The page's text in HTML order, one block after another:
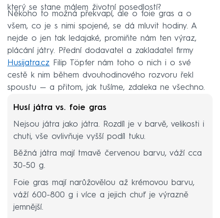
který se stane málem životní posedlostí?
Někoho to možná překvapí, ale o foie gras a o
všem, co je s nimi spojené, se dá mluvit hodiny. A
nejde o jen tak ledajaké, promiňte nám ten výraz,
plácání játry. Přední dodavatel a zakladatel firmy
Husijatra.cz Filip Töpfer nám toho o nich i o své
cestě k nim během dvouhodinového rozvoru řekl
spoustu — a přitom, jak tušíme, zdaleka ne všechno.
Husí játra vs. foie gras
Nejsou játra jako játra. Rozdíl je v barvě, velikosti i
chuti, vše ovlivňuje vyšší podíl tuku.
Běžná játra mají tmavě červenou barvu, váží cca
30-50 g.
Foie gras mají narůžovělou až krémovou barvu,
váží 600-800 g i více a jejich chuť je výrazně
jemnější.